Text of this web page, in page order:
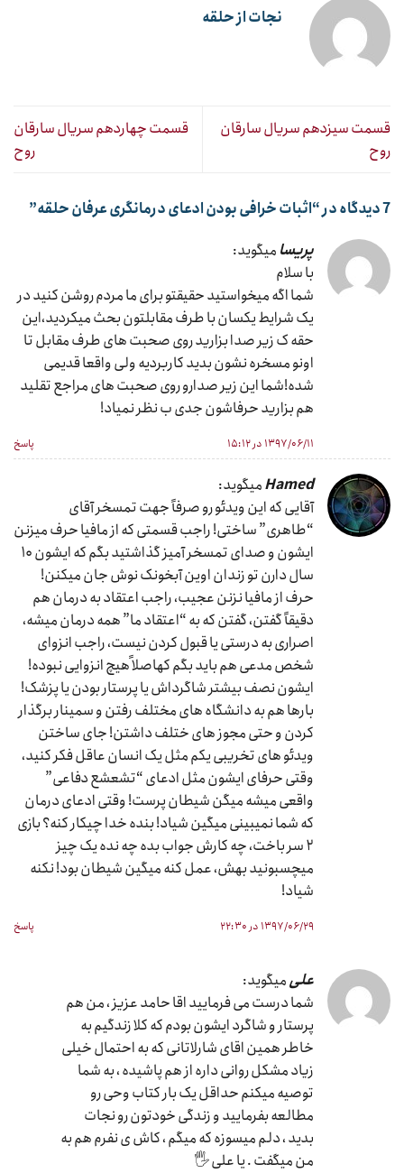
نجات از حلقه
قسمت سیزدهم سریال سارقان
روح
قسمت چهاردهم سریال سارقان
روح
7 دیدگاه در “ اثبات خرافی بودن ادعای درمانگری عرفان حلقه”
پریسا میگوید:
با سلام
شما اگه میخواستید حقیقتو برای ما مردم روشن کنید در
یک شرایط یکسان با طرف مقابلتون بحث میکردید،این
حقه ک زیر صدا بزارید روی صحبت های طرف مقابل تا
اونو مسخره نشون بدید کاربردیه ولی واقعا قدیمی
شده!شما این زیر صدارو روی صحبت های مراجع تقلید
هم بزارید حرفاشون جدی ب نظر نمیاد!
۱۳۹۷/۰۶/۱۱ در ۱۵:۱۲ پاسخ
Hamedمیگوید:
آقایی که این ویدئو رو صرفاً جهت تمسخر آقای
“طاهری” ساختی! راجب قسمتی که از مافیا حرف میزنن
ایشون و صدای تمسخر آمیز گذاشتید بگم که ایشون ۱۰
سال دارن تو زندان اوین آبخونک نوش جان میکنن!
حرف از مافیا نزنن عجیب، راجب اعتقاد به درمان هم
دقیقاً گفتن، گفتن که به “اعتقاد ما” همه درمان میشه،
اصراری به درستی یا قبول کردن نیست، راجب انزوای
شخص مدعی هم باید بگم کهاصلاً هیچ انزوایی نبوده!
ایشون نصف بیشتر شاگرداش یا پرستار بودن یا پزشک!
بارها هم به دانشگاه های مختلف رفتن و سمینار برگذار
کردن و حتی مجوز های ختلف داشتن! جای ساختن
ویدئو های تخریبی یکم مثل یک انسان عاقل فکر کنید،
وقتی حرفای ایشون مثل ادعای “تشعشع دفاعی”
واقعی میشه میگن شیطان پرست! وقتی ادعای درمان
که شما نمیبینی میگین شیاد! بنده خدا چیکار کنه؟ بازی
۲ سر باخت، چه کارش جواب بده چه نده یک چیز
میچسبونید بهش، عمل کنه میگین شیطان بود! نکنه
شیاد!
۱۳۹۷/۰۶/۲۹ در ۲۲:۳۰ پاسخ
علیمیگوید:
شما درست می فرمایید اقا حامد عزیز ، من هم
پرستار و شاگرد ایشون بودم که کلا زندگیم به
خاطر همین اقای شارلاتانی که به احتمال خیلی
زیاد مشکل روانی داره از هم پاشیده ، به شما
توصیه میکنم حداقل یک بار کتاب وحی رو
مطالعه بفرمایید و زندگی خودتون رو نجات
بدید ، دلم میسوزه که میگم ، کاش ی نفرم هم به
من میگفت . یا علی 🖐